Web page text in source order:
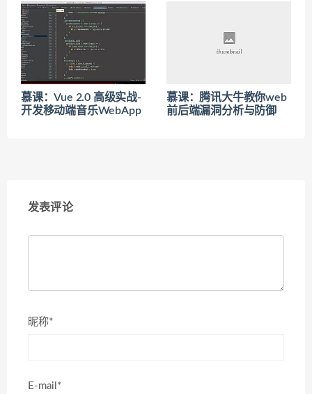
慕课：Vue 2.0 高级实战-
开发移动端音乐WebApp
慕课：腾讯大牛教你web
前后端漏洞分析与防御
发表评论
昵称*
E-mail*